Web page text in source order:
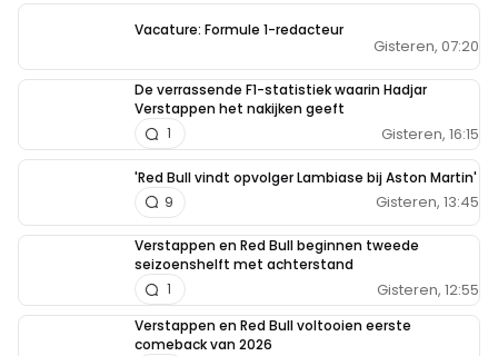
Vacature: Formule 1-redacteur
Gisteren, 07:20
De verrassende F1-statistiek waarin Hadjar
Verstappen het nakijken geeft
Gisteren, 16:15
1
'Red Bull vindt opvolger Lambiase bij Aston Martin'
Gisteren, 13:45
9
Verstappen en Red Bull beginnen tweede
seizoenshelft met achterstand
Gisteren, 12:55
1
Verstappen en Red Bull voltooien eerste
comeback van 2026